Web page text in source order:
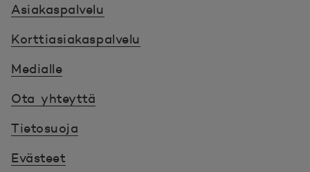
Asiakaspalvelu
Korttiasiakaspalvelu
Medialle
Ota yhteyttä
Tietosuoja
Evästeet